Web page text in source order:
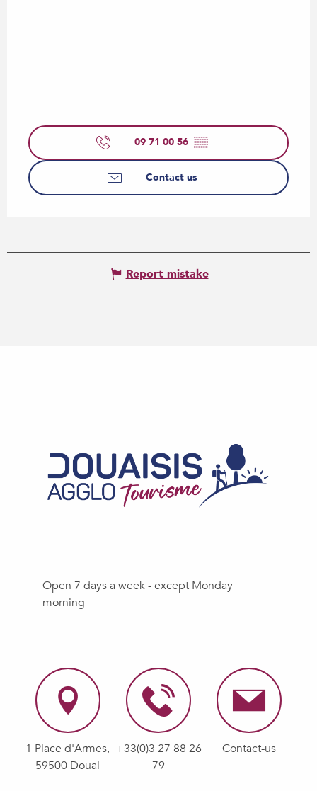
09 71 00 56 ▒▒
Contact us
Report mistake
Open 7 days a week - except Monday
morning
1 Place d'Armes,
59500 Douai
+33(0)3 27 88 26
79
Contact-us